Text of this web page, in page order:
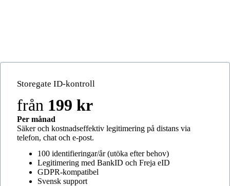
Storegate ID-kontroll
från 199 kr
Per månad
Säker och kostnadseffektiv legitimering på distans via
telefon, chat och e-post.
100 identifieringar/år (utöka efter behov)
Legitimering med BankID och Freja eID
GDPR-kompatibel
Svensk support